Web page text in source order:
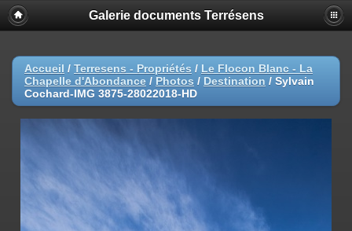
Galerie documents Terrésens
Accueil / Terresens - Propriétés / Le Flocon Blanc - La
Chapelle d'Abondance / Photos / Destination / Sylvain
Cochard-IMG 3875-28022018-HD